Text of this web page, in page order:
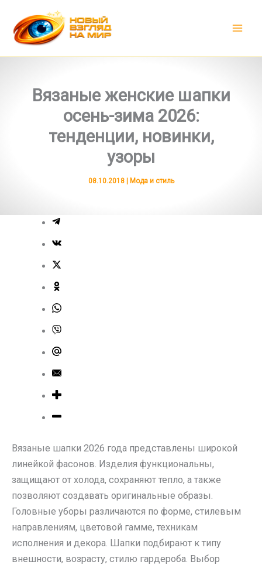
содержимому
Вязаные женские шапки
осень-зима 2026:
тенденции, новинки,
узоры
08.10.2018 | Мода и стиль
Вязаные шапки 2026 года представлены широкой
линейкой фасонов. Изделия функциональны,
защищают от холода, сохраняют тепло, а также
позволяют создавать оригинальные образы.
Головные уборы различаются по форме, стилевым
направлениям, цветовой гамме, техникам
исполнения и декора. Шапки подбирают к типу
внешности, возрасту, стилю гардероба. Выбор